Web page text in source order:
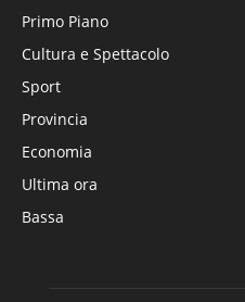
Primo Piano
Cultura e Spettacolo
Sport
Provincia
Economia
Ultima ora
Bassa